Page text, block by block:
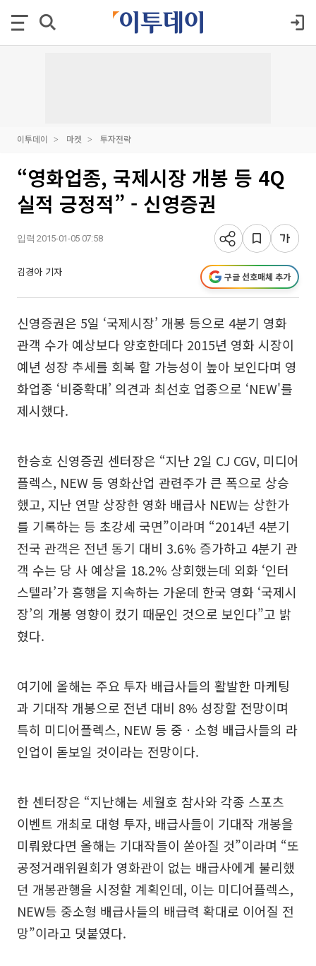
이투데이 마켓 투자전략
“영화업종, 국제시장 개봉 등 4Q
실적 긍정적” - 신영증권
입력 2015-01-05 07:58
김경아 기자 구글 선호매체 추가
신영증권은 5일 ‘국제시장’ 개봉 등으로 4분기 영화
관객 수가 예상보다 양호한데다 2015년 영화 시장이
예년 성장 추세를 회복 할 가능성이 높아 보인다며 영
화업종 ‘비중확대’ 의견과 최선호 업종으로 ‘NEW'를
제시했다.
한승호 신영증권 센터장은 “지난 2일 CJ CGV, 미디어
플렉스, NEW 등 영화산업 관련주가 큰 폭으로 상승
했고, 지난 연말 상장한 영화 배급사 NEW는 상한가
를 기록하는 등 초강세 국면”이라며 “2014년 4분기
전국 관객은 전년 동기 대비 3.6% 증가하고 4분기 관
객 수는 당 사 예상을 18.2% 상회했는데 외화 ‘인터
스텔라’가 흥행을 지속하는 가운데 한국 영화 ‘국제시
장’의 개봉 영향이 컸기 때문인 것으로 보인다”고 밝
혔다.
여기에 올해는 주요 투자 배급사들의 활발한 마케팅
과 기대작 개봉으로 전년 대비 8% 성장할 전망이며
특히 미디어플렉스, NEW 등 중ㆍ소형 배급사들의 라
인업이 돋보일 것이라는 전망이다.
한 센터장은 “지난해는 세월호 참사와 각종 스포츠
이벤트 개최로 대형 투자, 배급사들이 기대작 개봉을
미뤄왔다면 올해는 기대작들이 쏟아질 것”이라며 “또
공정거래위원회가 영화관이 없는 배급사에게 불리했
던 개봉관행을 시정할 계획인데, 이는 미디어플렉스,
NEW등 중소형 배급사들의 배급력 확대로 이어질 전
망”이라고 덧붙였다.